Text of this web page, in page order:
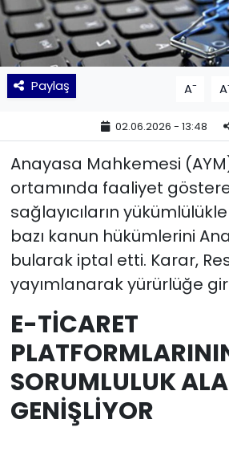
Paylaş A- A
02.06.2026 - 13:48
Anayasa Mahkemesi
ortamında faaliyet
sağlayıcıların
bazı kanun hükümlerini
bularak iptal etti. Karar,
yayımlanarak yürürlüğe
E-TİCARET
SORUMLULUK
GENİŞLİYOR
TEKNOLOJİ
Yaşam
YEREL POLİTİKA
YEREL YÖNETİMLER
Yurt